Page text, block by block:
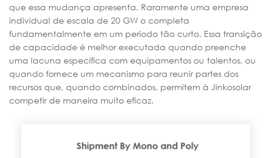
que essa mudança apresenta. Raramente uma empresa
individual de escala de 20 GW o completa
fundamentalmente em um período tão curto. Essa transição
de capacidade é melhor executada quando preenche
uma lacuna específica com equipamentos ou talentos, ou
quando fornece um mecanismo para reunir partes dos
recursos que, quando combinados, permitem à Jinkosolar
competir de maneira muito eficaz.